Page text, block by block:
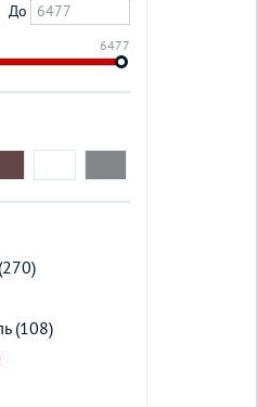
До
6477
(108)